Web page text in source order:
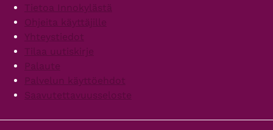
FooterTietoa Innokylästä
Ohjeita käyttäjille
Yhteystiedot
Tilaa uutiskirje
Palaute
Palvelun käyttöehdot
Saavutettavuusseloste